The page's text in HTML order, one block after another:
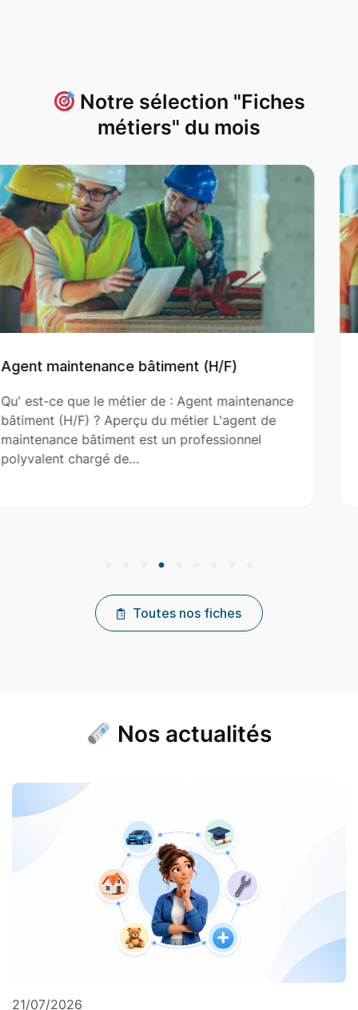
Notre sélection "Fiches
métiers" du mois
de
Aide Couvreur (H/F)
Qu' est-ce que le métier de : Aide
(H/F) ? Aperçu du métier L'aide
le couvreur principal dans
réparation et…
Toutes nos fiches
Nos actualités
21/07/2026